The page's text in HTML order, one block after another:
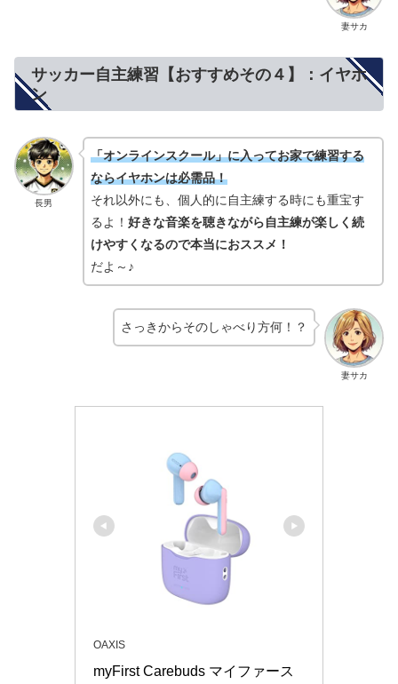
妻サカ
サッカー自主練習【おすすめその４】：イヤホ
ン
長男
「オンラインスクール」に入ってお家で練習する
ならイヤホンは必需品！
それ以外にも、個人的に自主練する時にも重宝す
るよ！ 好きな音楽を聴きながら自主練が楽しく続
けやすくなるので本当におススメ！
だよ～♪
妻サカ
さっきからそのしゃべり方何！？
OAXIS
myFirst Carebuds マイファース